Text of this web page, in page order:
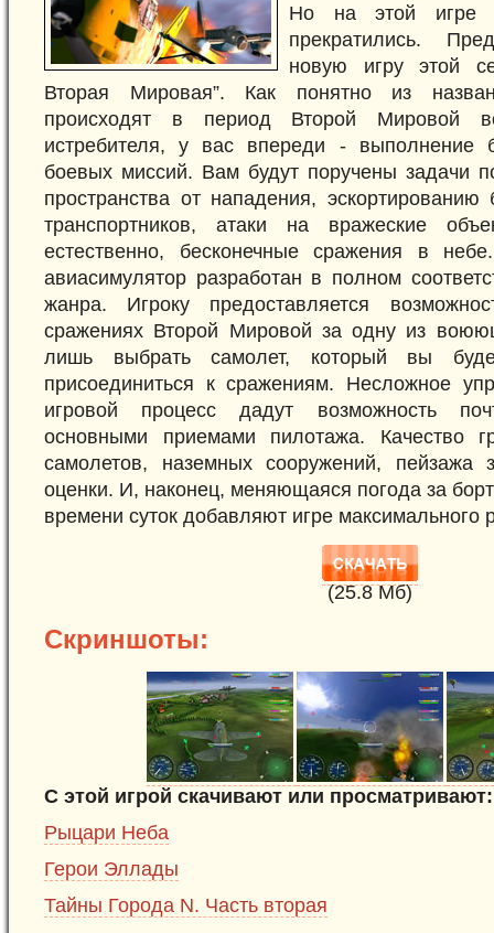
Но на этой игре
прекратились.
новую игру этой
Вторая Мировая”. Как понятно из
происходят в период Второй
истребителя, у вас впереди - выполнение
боевых миссий. Вам будут поручены задачи
пространства от нападения,
транспортников, атаки на вражеские
естественно, бесконечные сражения в
авиасимулятор разработан в полном
жанра. Игроку предоставляется
сражениях Второй Мировой за одну из
лишь выбрать самолет, который вы
присоединиться к сражениям. Несложное
игровой процесс дадут возможность
основными приемами пилотажа. Качество
самолетов, наземных сооружений, пейзажа
оценки. И, наконец, меняющаяся погода за
времени суток добавляют игре максимального
(25.8 Mб)
Скриншоты:
С этой игрой скачивают или просматривают:
Рыцари Неба
Герои Эллады
Тайны Города N. Часть вторая